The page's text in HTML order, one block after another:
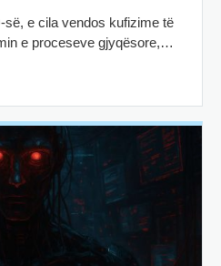
së, e cila vendos kufizime të
e proceseve gjyqësore,…